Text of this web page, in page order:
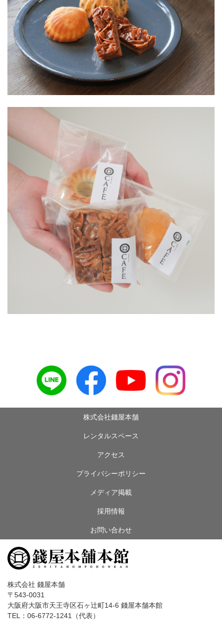
株式会社錢屋本舗
レンタルスペース
アクセス
プライバシーポリシー
メディア掲載
採用情報
お問い合わせ
株式会社 錢屋本舗
〒543-0031
大阪府大阪市天王寺区石ヶ辻町14-6 錢屋本舗本館
TEL：06-6772-1241（代表）